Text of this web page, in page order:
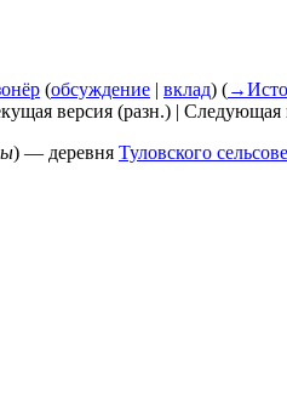
(обсуждение | вклад) (→
версия (разн.) |
) — деревня Туловского